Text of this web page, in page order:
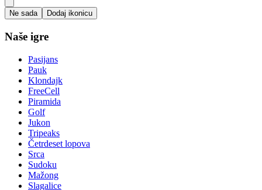
Ne sada Dodaj ikonicu
Naše igre
Pasijans
Pauk
Klondajk
FreeCell
Piramida
Golf
Jukon
Tripeaks
Četrdeset lopova
Srca
Sudoku
Mažong
Slagalice